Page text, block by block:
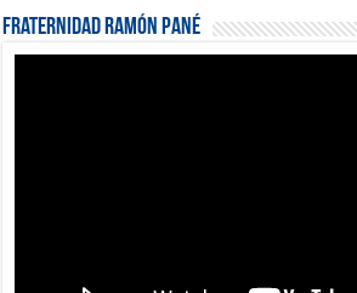
Fraternidad Ramón Pané